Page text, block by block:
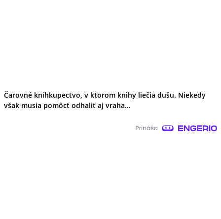
Čarovné kníhkupectvo, v ktorom knihy liečia dušu. Niekedy
však musia pomôcť odhaliť aj vraha...